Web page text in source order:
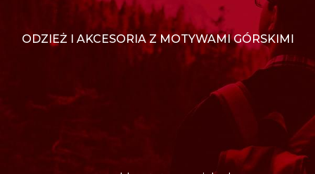
ODZIEŻ I AKCESORIA Z MOTYWAMI GÓRSKIMI